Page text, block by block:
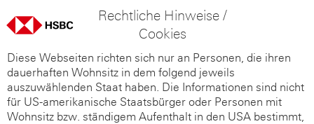
Rechtliche Hinweise /
Cookies
Diese Webseiten richten sich nur an Personen, die ihren
dauerhaften Wohnsitz in dem folgend jeweils
auszuwählenden Staat haben. Die Informationen sind nicht
für US-amerikanische Staatsbürger oder Personen mit
Wohnsitz bzw. ständigem Aufenthalt in den USA bestimmt,